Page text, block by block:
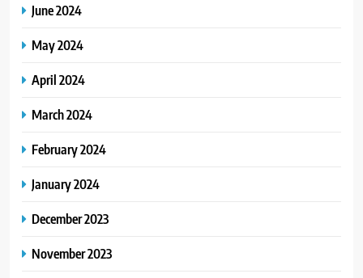
June 2024
May 2024
April 2024
March 2024
February 2024
January 2024
December 2023
November 2023